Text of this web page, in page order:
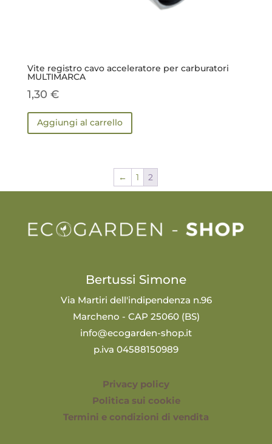
Vite registro cavo acceleratore per carburatori
MULTIMARCA
1,30 €
Aggiungi al carrello
← 1 2
Bertussi Simone
Via Martiri dell'indipendenza n.96
Marcheno - CAP 25060 (BS)
info@ecogarden-shop.it
p.iva 04588150989
Privacy policy
Politica sui cookie
Termini e condizioni di vendita